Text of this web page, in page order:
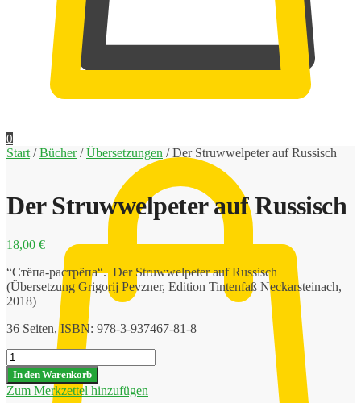
0
Start /Bücher/Übersetzungen /Der Struwwelpeter auf Russisch
Der Struwwelpeter auf Russisch
18,00 €
“Стёпа-растрёпа“. Der Struwwelpeter auf Russisch
(Übersetzung Grigorij Pevzner, Edition Tintenfaß Neckarsteinach,
2018)
36 Seiten, ISBN: 978-3-937467-81-8
Der
Struwwelpeter
auf
Russisch
In den Warenkorb
Zum Merkzettel hinzufügen